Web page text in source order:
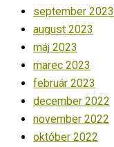
september 2023
august 2023
máj 2023
marec 2023
február 2023
december 2022
november 2022
október 2022